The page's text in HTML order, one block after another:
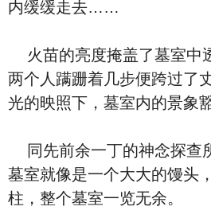
内缓缓走去……
火苗的亮度掩盖了墓室中
两个人蹒跚着几步便跨过了
光的映照下，墓室内的景象
同先前余一丁的神念探查
墓室就像是一个大大的馒头
柱，整个墓室一览无余。